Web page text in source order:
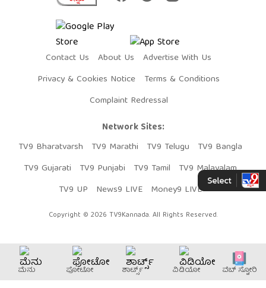
Contact Us About Us
Advertise With Us
Privacy & Cookies Notice
Terms & Conditions
Complaint Redressal
Network Sites:
TV9 Bharatvarsh
TV9 Marathi TV9 Telugu
TV9 Bangla
TV9 Gujarati
TV9 Punjabi TV9 Tamil
TV9 Malayalam
TV9 UP
News9 LIVE Money9 LIVE
Copyright © 2026 TV9Kannada. All Rights Reserved.
ಮೆನು ಫೋಟೋ ಶಾರ್ಟ್ಸ್ ವಿಡಿಯೋ ವೆಬ್​ ಸ್ಟೋರಿ